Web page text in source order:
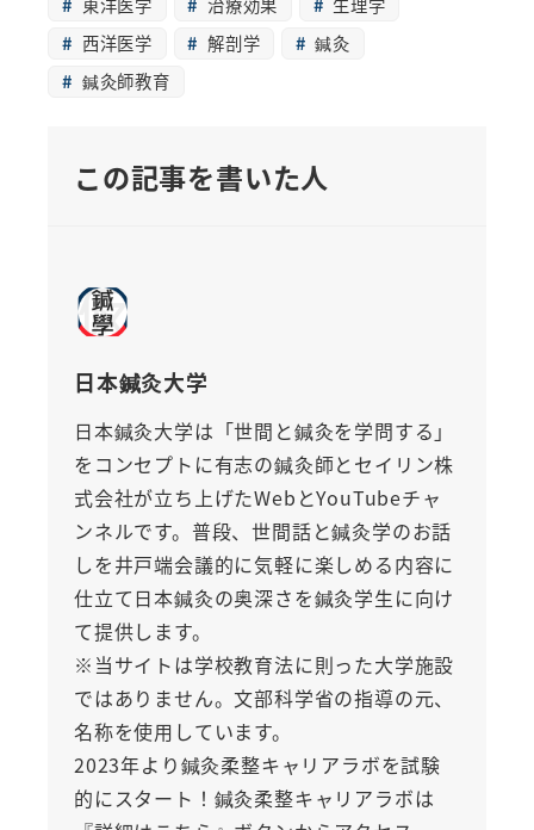
西洋医学
解剖学
鍼灸
鍼灸師教育
この記事を書いた人
日本鍼灸大学
日本鍼灸大学は「世間と鍼灸を学問する」
をコンセプトに有志の鍼灸師とセイリン株
式会社が立ち上げたWebとYouTubeチャ
ンネルです。普段、世間話と鍼灸学のお話
しを井戸端会議的に気軽に楽しめる内容に
仕立て日本鍼灸の奥深さを鍼灸学生に向け
て提供します。
※当サイトは学校教育法に則った大学施設
ではありません。文部科学省の指導の元、
名称を使用しています。
2023年より鍼灸柔整キャリアラボを試験
的にスタート！鍼灸柔整キャリアラボは